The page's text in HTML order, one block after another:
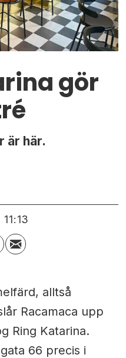
gör
är här.
alltså
Racamaca upp
Ring Katarina.
66 precis i